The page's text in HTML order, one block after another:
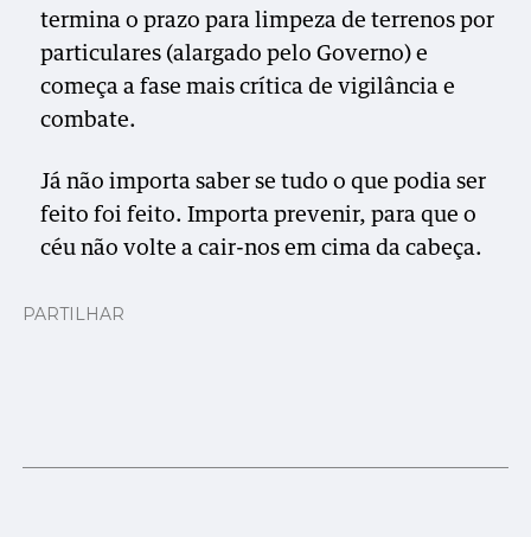
termina o prazo para limpeza de terrenos por
particulares (alargado pelo Governo) e
começa a fase mais crítica de vigilância e
combate.
Já não importa saber se tudo o que podia ser
feito foi feito. Importa prevenir, para que o
céu não volte a cair-nos em cima da cabeça.
PARTILHAR